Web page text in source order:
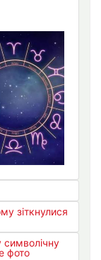
зіткнулися
фото